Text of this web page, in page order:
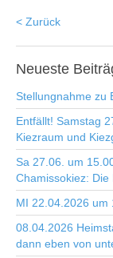
< Zurück
Neueste
Stellungnahme zu
Entfällt! Samstag
Kiezraum und
Sa 27.06. um
Chamissokiez:
MI 22.04.2026 um
08.04.2026
dann eben von